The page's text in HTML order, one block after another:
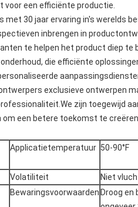
een efficiënte productie.
met 30 jaar ervaring in's werelds
inbrengen in
te helpen het product diep
die efficiënte
exclusieve ontwerpen
zijn toegewijd
een betere toekomst te creëren.
Applicatietemperatuur 50-90°F
Volatiliteit
Niet
Bewaringsvoorwaarden Droog